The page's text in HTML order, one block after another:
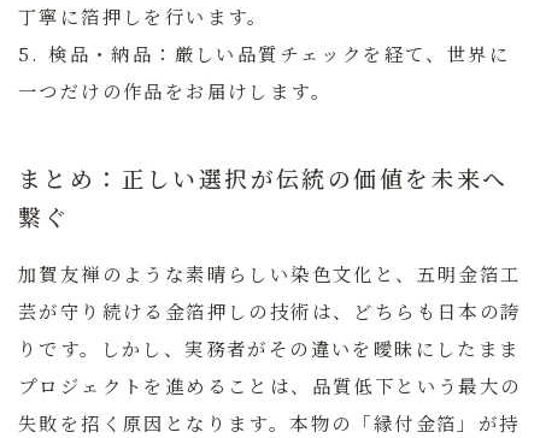
丁寧に箔押しを行います。
5.検品・納品： 厳しい品質チェックを経て、世界に
一つだけの作品をお届けします。
まとめ：正しい選択が伝統の価値を未来へ
繋ぐ
加賀友禅のような素晴らしい染色文化と、 五明金箔工
芸が守り続ける金箔押しの技術は、どちらも日本の誇
りです。しかし、実務者がその違いを曖昧にしたまま
プロジェクトを進めることは、品質低下という最大の
失敗を招く原因となります。本物の「縁付金箔」が持